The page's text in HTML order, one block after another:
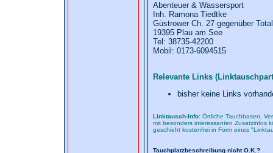
Abenteuer & Wassersport
Inh. Ramona Tiedtke
Güstrower Ch. 27 gegenüber
19395 Plau am See
Tel: 38735-42200
Mobil: 0173-6094515
Relevante Links
bisher keine Links
Linktausch-Info: Örtliche Tauchbasen,
mit besonders interessanten Zusatzinfos
geschieht kostenfrei in Form eines
Tauchplatzbeschreibung nicht O.K.?